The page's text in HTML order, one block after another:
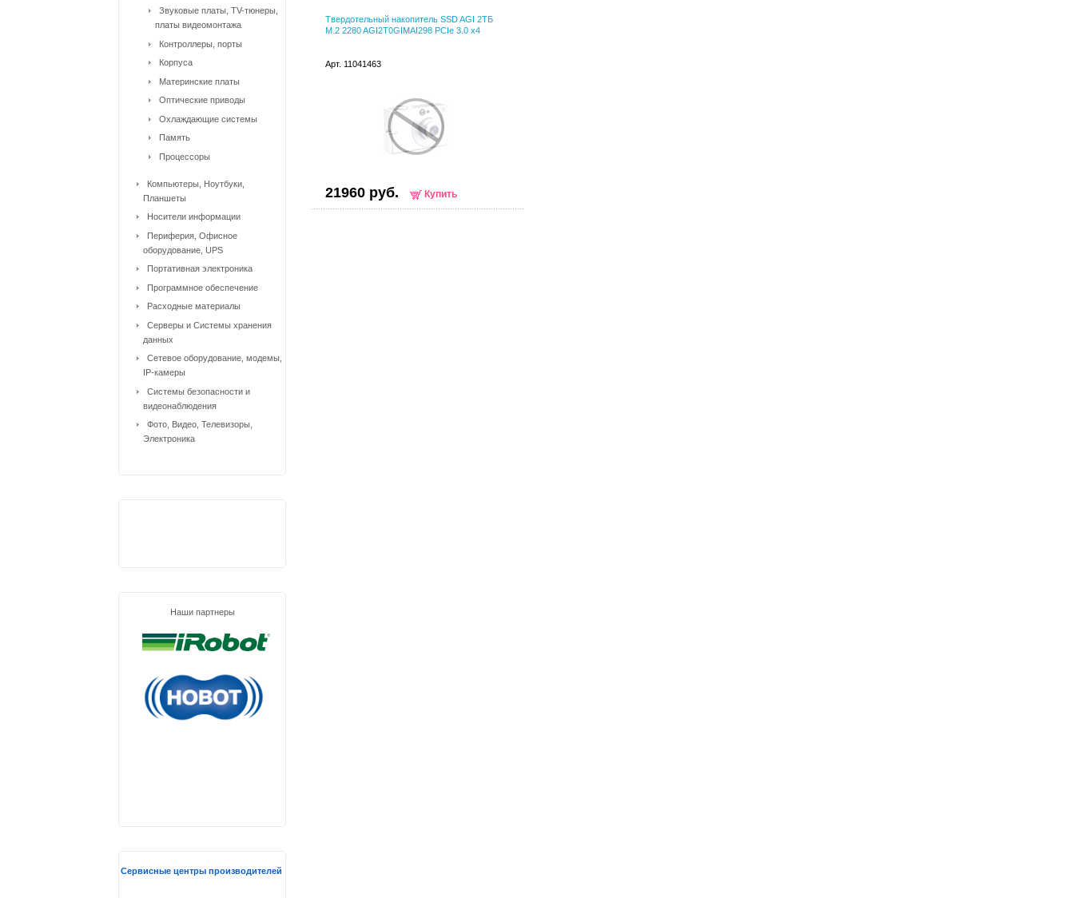
Твердотельный накопитель SSD AGI 2ТБ
M.2 2280 AGI2T0GIMAI298 PCIe 3.0 x4
Арт. 11041463
21960 руб. Купить
Звуковые платы, TV-тюнеры,
платы видеомонтажа
Контроллеры, порты
Корпуса
Материнские платы
Оптические приводы
Охлаждающие системы
Память
Процессоры
Компьютеры, Ноутбуки,
Планшеты
Носители информации
Периферия, Офисное
оборудование, UPS
Портативная электроника
Программное обеспечение
Расходные материалы
Серверы и Системы хранения
данных
Сетевое оборудование, модемы,
IP-камеры
Системы безопасности и
видеонаблюдения
Фото, Видео, Телевизоры,
Электроника
Наши партнеры
Сервисные центры производителей